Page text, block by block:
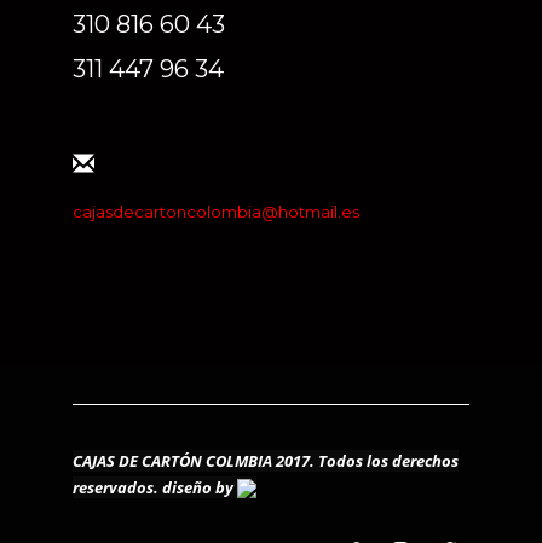
310 816 60 43
311 447 96 34
cajasdecartoncolombia@hotmail.es
CAJAS DE CARTÓN COLMBIA 2017. Todos los derechos
reservados. diseño by